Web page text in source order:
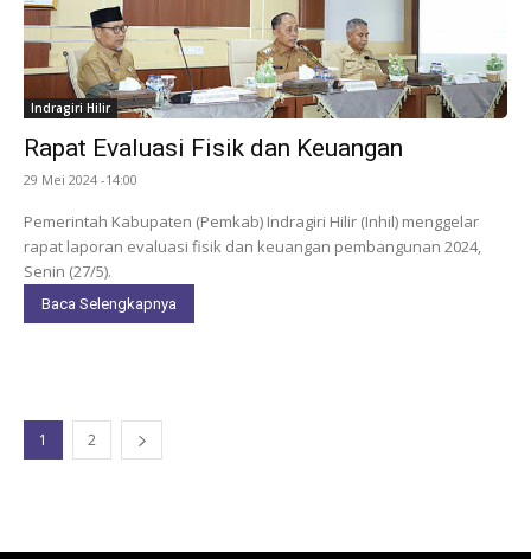
Indragiri Hilir
Rapat Evaluasi Fisik dan Keuangan
29 Mei 2024 -14:00
Pemerintah Kabupaten (Pemkab) Indragiri Hilir (Inhil) menggelar
rapat laporan evaluasi fisik dan keuangan pembangunan 2024,
Senin (27/5).
Baca Selengkapnya
1 2